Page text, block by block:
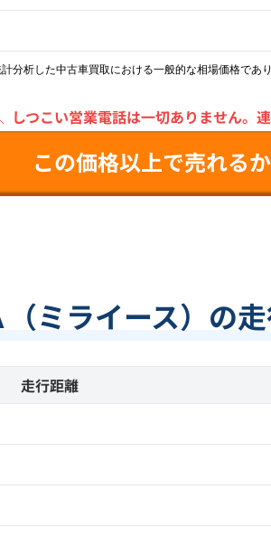
分析した中古車買取における一般的な相場価格であ
しつこい営業電話は一切ありません。
この価格以上で売れる
（ミライース）の
走行距離